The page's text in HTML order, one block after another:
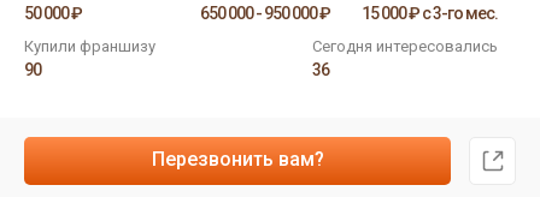
50 000 ₽ 650 000 - 950 000 ₽ 15 000 ₽ с 3-го мес.
Купили франшизу
90
Сегодня интересовались
36
Перезвонить вам?